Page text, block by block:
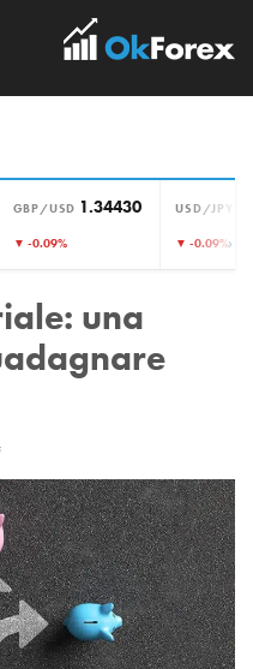
GBP/USD 1.34430
▼ -0.09%
USD/JPY
▼ -0.09%›
una